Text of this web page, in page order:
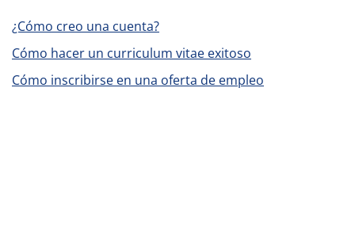
¿Cómo creo una cuenta?
Cómo hacer un curriculum vitae exitoso
Cómo inscribirse en una oferta de empleo